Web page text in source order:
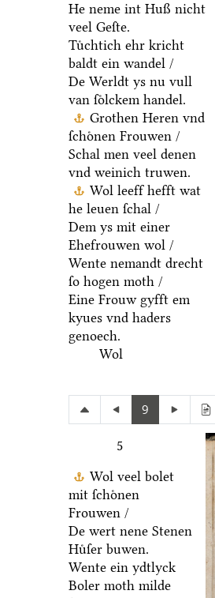
He neme int Huß nicht
veel Geſte.
Tuͤchtich ehr kricht
baldt ein wandel /
De Werldt ys nu vull
van ſoͤlckem handel.
Grothen Heren vnd
ſchoͤnen Frouwen /
Schal men veel denen
vnd weinich truwen.
Wol leeff hefft wat
he leuen ſchal /
Dem ys mit einer
Ehefrouwen wol /
Wente nemandt drecht
ſo hogen moth /
Eine Frouw gyfft em
kyues vnd haders
genoech.
Wol
9
5
Wol veel bolet
mit ſchoͤnen
Frouwen /
De wert nene Stenen
Huͤſer buwen.
Wente ein ydtlyck
Boler moth milde